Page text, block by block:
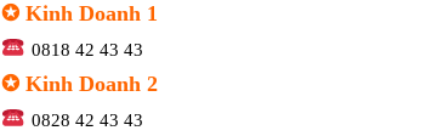
✪ Kinh Doanh 1
0818 42 43 43
✪ Kinh Doanh 2
0828 42 43 43